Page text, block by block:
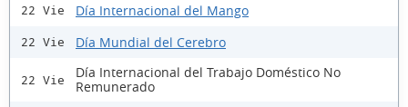
22 Vie Día Internacional del Mango
22 Vie Día Mundial del Cerebro
22 Vie
Día Internacional del Trabajo Doméstico No
Remunerado